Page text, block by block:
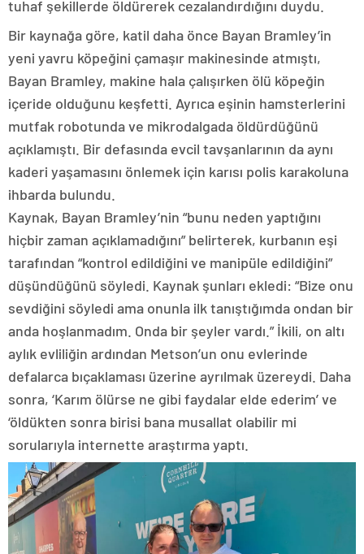
tuhaf şekillerde öldürerek cezalandırdığını duydu.
Bir kaynağa göre, katil daha önce Bayan Bramley’in
yeni yavru köpeğini çamaşır makinesinde atmıştı,
Bayan Bramley, makine hala çalışırken ölü köpeğin
içeride olduğunu keşfetti. Ayrıca eşinin hamsterlerini
mutfak robotunda ve mikrodalgada öldürdüğünü
açıklamıştı. Bir defasında evcil tavşanlarının da aynı
kaderi yaşamasını önlemek için karısı polis karakoluna
ihbarda bulundu.
Kaynak, Bayan Bramley’nin “bunu neden yaptığını
hiçbir zaman açıklamadığını” belirterek, kurbanın eşi
tarafından “kontrol edildiğini ve manipüle edildiğini”
düşündüğünü söyledi. Kaynak şunları ekledi: “Bize onu
sevdiğini söyledi ama onunla ilk tanıştığımda ondan bir
anda hoşlanmadım. Onda bir şeyler vardı.” İkili, on altı
aylık evliliğin ardından Metson’un onu evlerinde
defalarca bıçaklaması üzerine ayrılmak üzereydi. Daha
sonra, ‘Karım ölürse ne gibi faydalar elde ederim’ ve
‘öldükten sonra birisi bana musallat olabilir mi
sorularıyla internette araştırma yaptı.